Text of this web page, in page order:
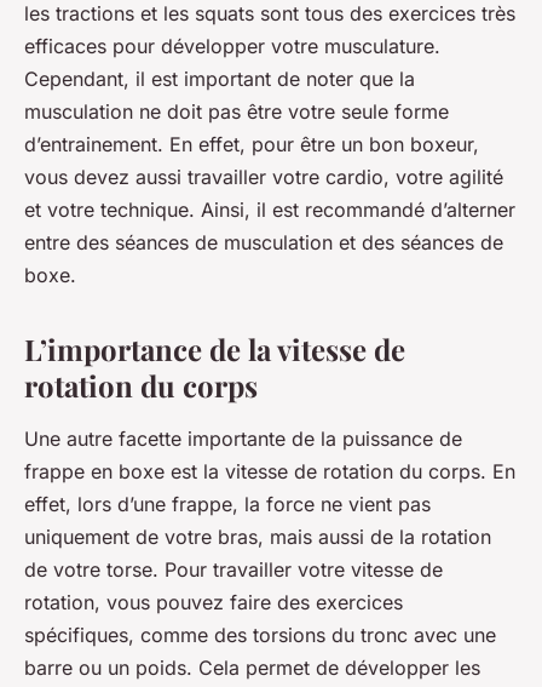
les tractions et les squats sont tous des exercices très
efficaces pour développer votre musculature.
Cependant, il est important de noter que la
musculation ne doit pas être votre seule forme
d’entrainement. En effet, pour être un bon boxeur,
vous devez aussi travailler votre cardio, votre agilité
et votre technique. Ainsi, il est recommandé d’alterner
entre des séances de musculation et des séances de
boxe.
L’importance de la vitesse de
rotation du corps
Une autre facette importante de la puissance de
frappe en boxe est la vitesse de rotation du corps. En
effet, lors d’une frappe, la force ne vient pas
uniquement de votre bras, mais aussi de la rotation
de votre torse. Pour travailler votre vitesse de
rotation, vous pouvez faire des exercices
spécifiques, comme des torsions du tronc avec une
barre ou un poids. Cela permet de développer les